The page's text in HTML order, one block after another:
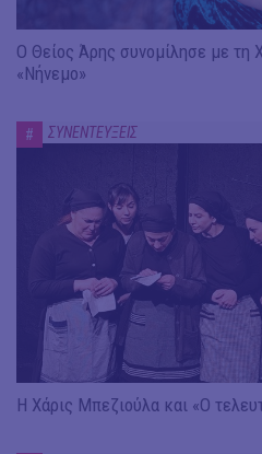
Ο Θείος Άρης συνομίλησε με τη
«Νήνεμο»
# ΣΥΝΕΝΤΕΥΞΕΙΣ
Η Χάρις Μπεζιούλα και «Ο